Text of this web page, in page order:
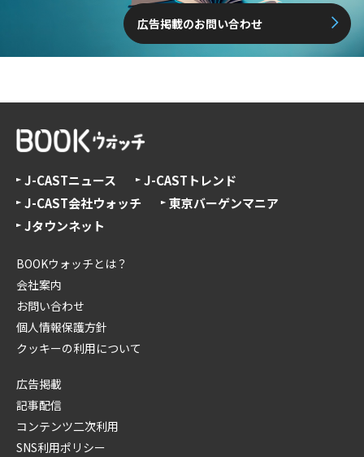
広告掲載のお問い合わせ
J-CASTニュース
J-CASTトレンド
J-CAST会社ウォッチ
東京バーゲンマニア
Jタウンネット
BOOKウォッチとは？
会社案内
お問い合わせ
個人情報保護方針
クッキーの利用について
広告掲載
記事配信
コンテンツ二次利用
SNS利用ポリシー